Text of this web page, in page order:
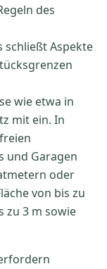
des
schließt Aspekte
wie etwa in
mit ein. In
und Garagen
oder
von bis zu
zu 3 m sowie